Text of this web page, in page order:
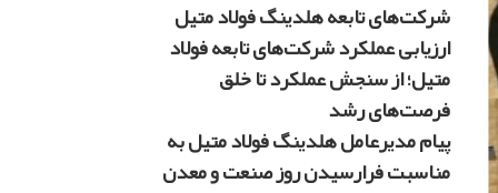
شرکت‌های تابعه هلدینگ فولاد متیل
ارزیابی عملکرد شرکت‌های تابعه فولاد
متیل؛ از سنجش عملکرد تا خلق
فرصت‌های رشد
پیام مدیرعامل هلدینگ فولاد متیل به
مناسبت فرارسیدن روز صنعت و معدن